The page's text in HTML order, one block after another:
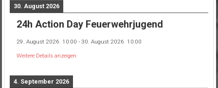
30. August 2026
24h Action Day Feuerwehrjugend
29. August 2026 10:00 - 30. August 2026 10:00
Weitere Details anzeigen
4. September 2026